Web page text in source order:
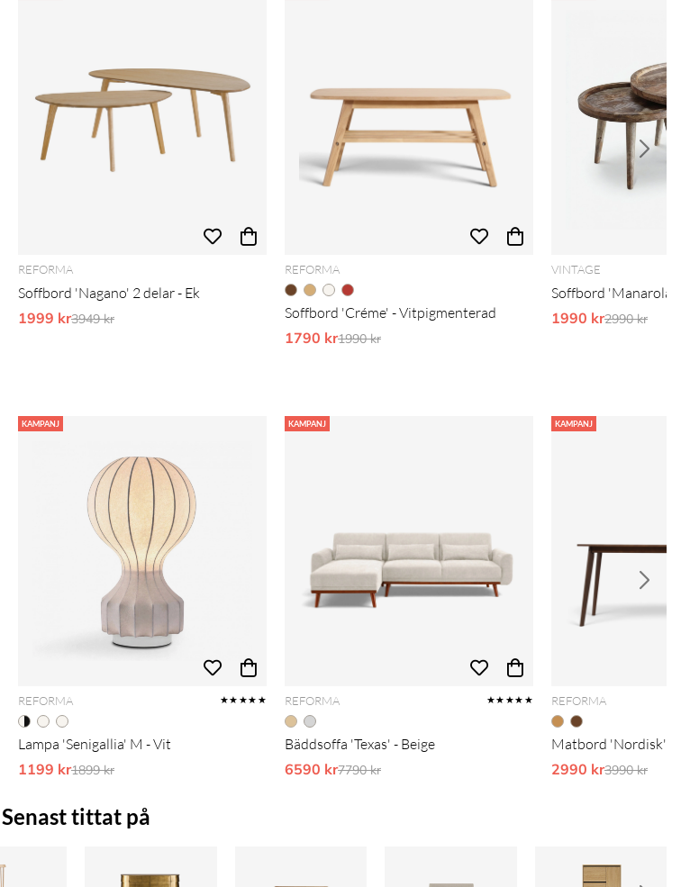
REFORMA
Soffbord 'Nagano' 2 delar - Ek
1999 krOrdinarie pris:
3949 kr
REFORMA
Soffbord 'Créme' - Vitpigmenterad
1790 krOrdinarie pris:
1990 kr
VINTAGE
Soffbord 'Manarola'
1990 krOrdinarie
2990 kr
KAMPANJ
REFORMA ★★★★★
Lampa 'Senigallia' M - Vit
1199 krOrdinarie pris:
1899 kr
KAMPANJ
REFORMA ★★★★★
Bäddsoffa 'Texas' - Beige
6590 krOrdinarie pris:
7790 kr
KAMPANJ
REFORMA
Matbord 'Nordisk'
2990 krOrdinarie
3990 kr
Senast tittat på